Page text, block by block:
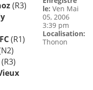
(R3)
(R1)
le: Ven Mai
05, 2006
3:39 pm
Localisation:
Thonon